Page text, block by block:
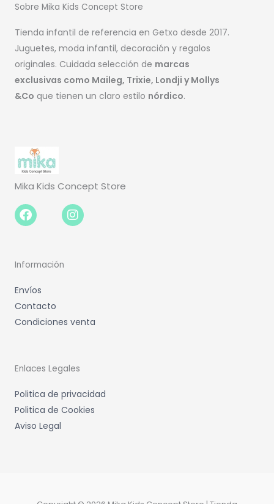
Sobre Mika Kids Concept Store
Tienda infantil de referencia en Getxo desde 2017.
Juguetes, moda infantil, decoración y regalos
originales. Cuidada selección de marcas
exclusivas como Maileg, Trixie, Londji y Mollys
&Co que tienen un claro estilo nórdico.
Mika Kids Concept Store
Facebook-
f
Instagram
Información
Envíos
Contacto
Condiciones venta
Enlaces Legales
Politica de privacidad
Politica de Cookies
Aviso Legal